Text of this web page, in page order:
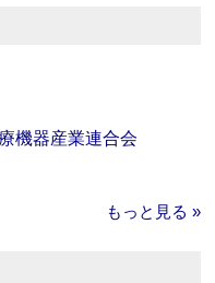
機器産業連合会
もっと見る »